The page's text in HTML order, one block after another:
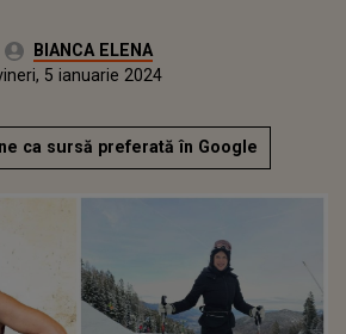
Autor:BIANCA ELENA
5 ianuarie 2024
ca sursă preferată în Google